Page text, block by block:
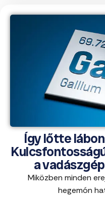
Így lőtte
a
Miközben minden
hegemón